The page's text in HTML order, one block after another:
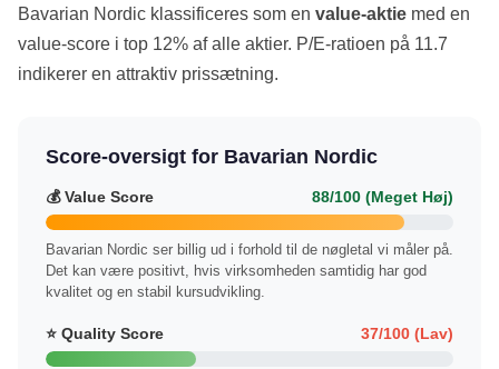
Bavarian Nordic klassificeres som en value-aktie med en
value-score i top 12% af alle aktier. P/E-ratioen på 11.7
indikerer en attraktiv prissætning.
Score-oversigt for Bavarian Nordic
💰 Value Score 88/100 (Meget Høj)
Bavarian Nordic ser billig ud i forhold til de nøgletal vi måler på.
Det kan være positivt, hvis virksomheden samtidig har god
kvalitet og en stabil kursudvikling.
⭐ Quality Score 37/100 (Lav)